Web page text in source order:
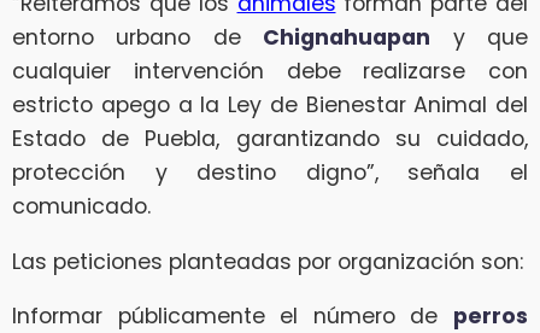
entorno urbano de Chignahuapan y que
cualquier intervención debe realizarse con
estricto apego a la Ley de Bienestar Animal del
Estado de Puebla, garantizando su cuidado,
protección y destino digno”, señala el
comunicado.
Las peticiones planteadas por organización son:
Informar públicamente el número de perros